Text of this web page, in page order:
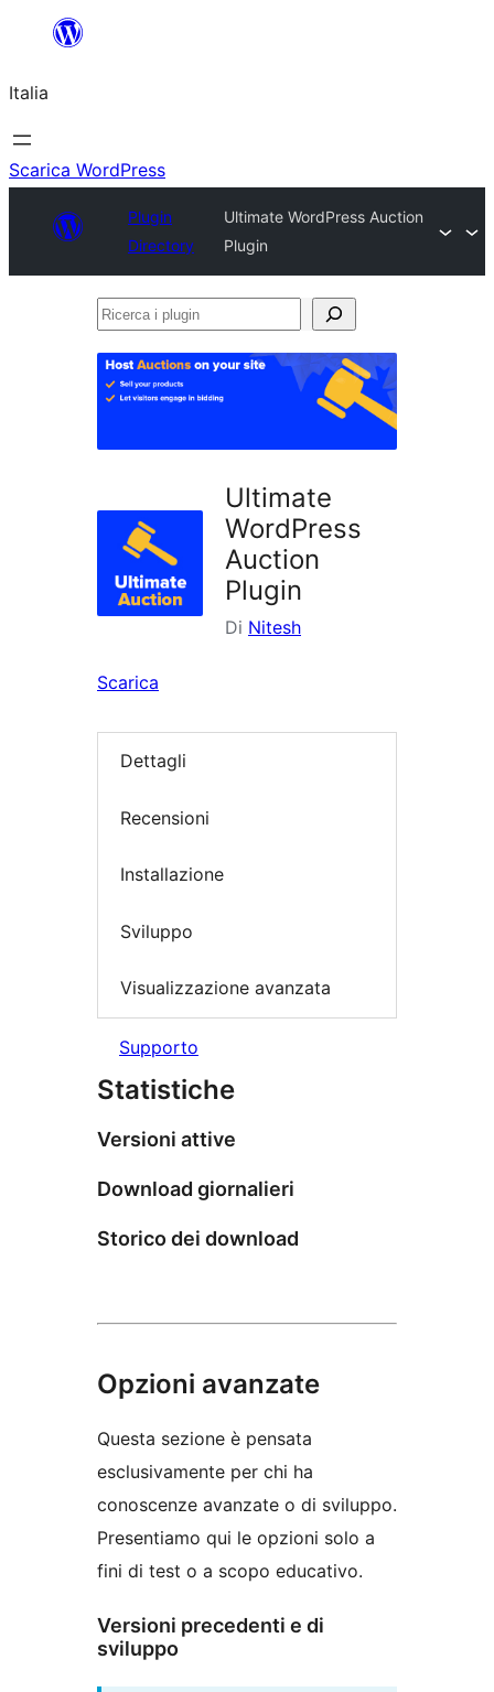
contenuto
Italia
Scarica WordPress
Plugin
Directory
Ultimate WordPress Auction
Plugin
Ricerca
plugin
Ultimate
WordPress
Auction
Plugin
Di Nitesh
Scarica
Dettagli
Recensioni
Installazione
Sviluppo
Visualizzazione avanzata
Supporto
Statistiche
Versioni attive
Download giornalieri
Storico dei download
Opzioni avanzate
Questa sezione è pensata
esclusivamente per chi ha
conoscenze avanzate o di sviluppo.
Presentiamo qui le opzioni solo a
fini di test o a scopo educativo.
Versioni precedenti e di
sviluppo